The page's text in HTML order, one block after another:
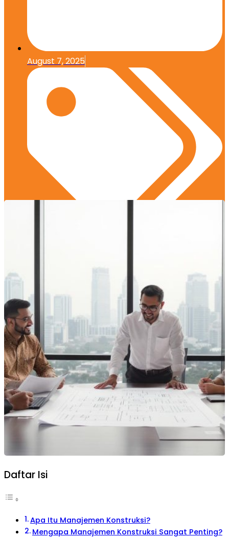
August 7, 2025
Daftar Isi
Apa Itu Manajemen Konstruksi?
Mengapa Manajemen Konstruksi Sangat Penting?